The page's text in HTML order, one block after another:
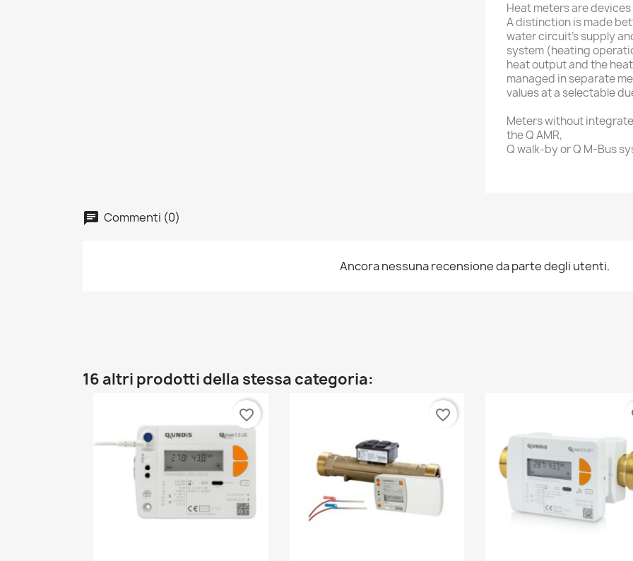
Heat meters are
A distinction is made
water circuit’s supply
system (heating
heat output and the
managed in separate
values at a selectable
Meters without
the Q AMR,
Q walk-by or Q M-Bus
Commenti (0)
Ancora nessuna recensione da parte degli utenti.
16 altri prodotti della stessa categoria:
favorite_border favorite_border